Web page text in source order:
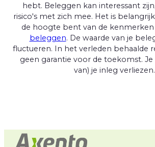
hebt. Beleggen kan interessant
risico's met zich mee. Het is
de hoogte bent van de kenmerken
beleggen. De waarde van je
fluctueren. In het verleden behaalde
geen garantie voor de toekomst.
van) je inleg verliezen.